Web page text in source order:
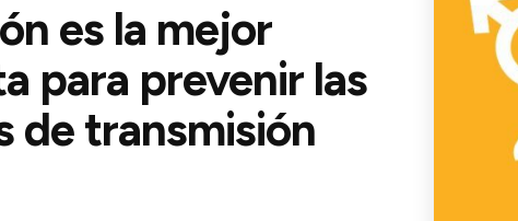
es la mejor
para prevenir las
de transmisión